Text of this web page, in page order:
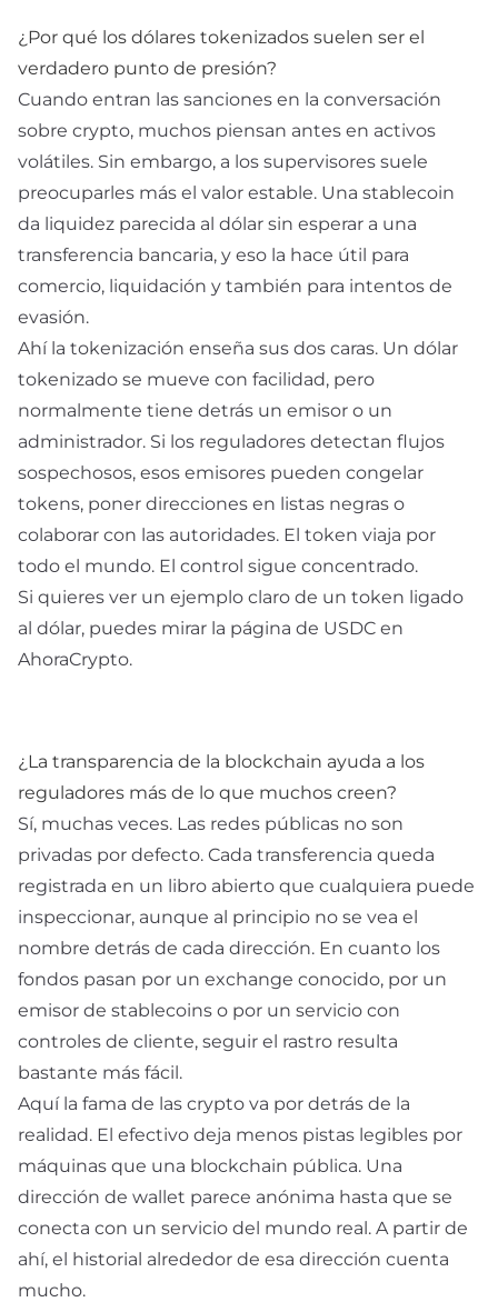
¿Por qué los dólares tokenizados suelen ser el
verdadero punto de presión?
Cuando entran las sanciones en la conversación
sobre crypto, muchos piensan antes en activos
volátiles. Sin embargo, a los supervisores suele
preocuparles más el valor estable. Una stablecoin
da liquidez parecida al dólar sin esperar a una
transferencia bancaria, y eso la hace útil para
comercio, liquidación y también para intentos de
evasión.
Ahí la tokenización enseña sus dos caras. Un dólar
tokenizado se mueve con facilidad, pero
normalmente tiene detrás un emisor o un
administrador. Si los reguladores detectan flujos
sospechosos, esos emisores pueden congelar
tokens, poner direcciones en listas negras o
colaborar con las autoridades. El token viaja por
todo el mundo. El control sigue concentrado.
Si quieres ver un ejemplo claro de un token ligado
al dólar, puedes mirar la página de USDC en
AhoraCrypto.
¿La transparencia de la blockchain ayuda a los
reguladores más de lo que muchos creen?
Sí, muchas veces. Las redes públicas no son
privadas por defecto. Cada transferencia queda
registrada en un libro abierto que cualquiera puede
inspeccionar, aunque al principio no se vea el
nombre detrás de cada dirección. En cuanto los
fondos pasan por un exchange conocido, por un
emisor de stablecoins o por un servicio con
controles de cliente, seguir el rastro resulta
bastante más fácil.
Aquí la fama de las crypto va por detrás de la
realidad. El efectivo deja menos pistas legibles por
máquinas que una blockchain pública. Una
dirección de wallet parece anónima hasta que se
conecta con un servicio del mundo real. A partir de
ahí, el historial alrededor de esa dirección cuenta
mucho.